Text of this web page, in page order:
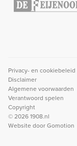
Privacy- en cookiebeleid
Disclaimer
Algemene voorwaarden
Verantwoord spelen
Copyright
© 2026 1908.nl
Website doorGomotion